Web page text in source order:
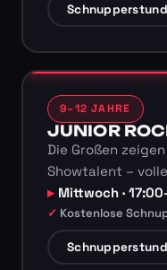
9–12 JAHRE
JUNIOR
Die Großen
Showtalent –
Mittwoch ·
Kostenlose